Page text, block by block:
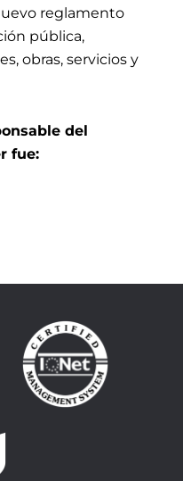
reglamento
pública,
obras, servicios y
del
fue: